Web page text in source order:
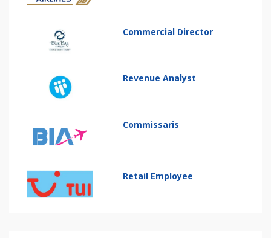
Commercial Director
Revenue Analyst
Commissaris
Retail Employee